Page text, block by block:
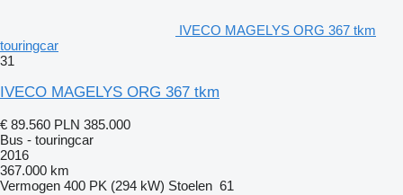
IVECO MAGELYS ORG 367 tkm
touringcar
31
IVECO MAGELYS ORG 367 tkm
€ 89.560 PLN 385.000
Bus - touringcar
2016
367.000 km
Vermogen 400 PK (294 kW) Stoelen 61